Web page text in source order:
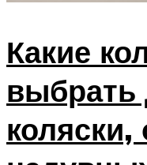
Какие
выбрать
коляски,